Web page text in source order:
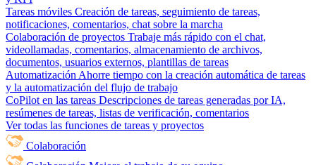
Tareas móviles Creación de tareas, seguimiento de tareas,
notificaciones, comentarios, chat sobre la marcha
Colaboración de proyectos Trabaje más rápido con el chat,
videollamadas, comentarios, almacenamiento de archivos,
documentos, usuarios externos, plantillas de tareas
Automatización Ahorre tiempo con la creación automática de tareas
y la automatización del flujo de trabajo
CoPilot en las tareas Descripciones de tareas generadas por IA,
resúmenes de tareas, listas de verificación, comentarios
Ver todas las funciones de tareas y proyectos
Colaboración